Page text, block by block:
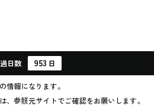
日数 953 日
情報になります。
参照元サイトでご確認をお願いします。